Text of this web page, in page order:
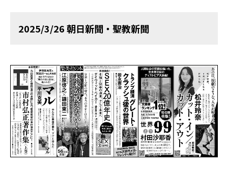
2025/3/26 朝日新聞・聖教新聞